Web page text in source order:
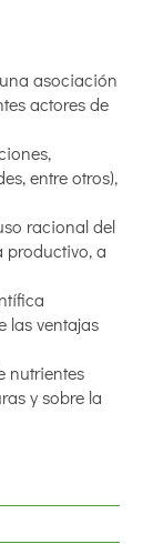
asociación
actores de
entre otros),
racional del
productivo, a
las ventajas
nutrientes
y sobre la